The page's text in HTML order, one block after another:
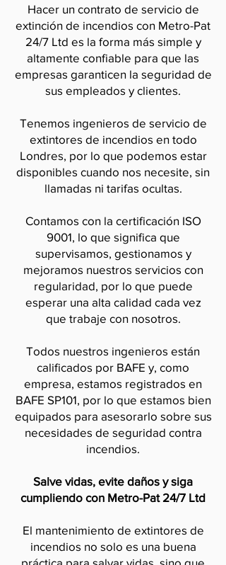
Hacer un contrato de servicio de
extinción de incendios con Metro-Pat
24/7 Ltd es la forma más simple y
altamente confiable para que las
empresas garanticen la seguridad de
sus empleados y clientes.
Tenemos ingenieros de servicio de
extintores de incendios en todo
Londres, por lo que podemos estar
disponibles cuando nos necesite, sin
llamadas ni tarifas ocultas.
Contamos con la certificación ISO
9001, lo que significa que
supervisamos, gestionamos y
mejoramos nuestros servicios con
regularidad, por lo que puede
esperar una alta calidad cada vez
que trabaje con nosotros.
Todos nuestros ingenieros están
calificados por BAFE y, como
empresa, estamos registrados en
BAFE SP101, por lo que estamos bien
equipados para asesorarlo sobre sus
necesidades de seguridad contra
incendios.
Salve vidas, evite daños y siga
cumpliendo con Metro-Pat 24/7 Ltd
El mantenimiento de extintores de
incendios no solo es una buena